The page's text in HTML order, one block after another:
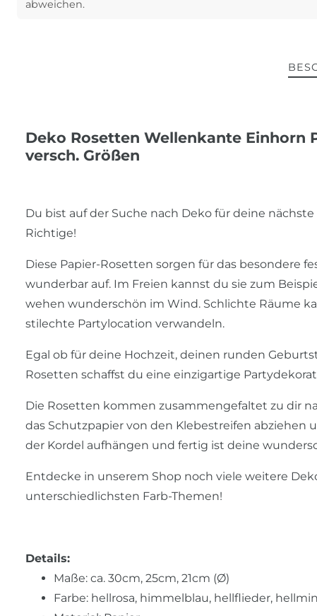
abweichen.
Deko Rosetten Wellenkante Einhorn
versch. Größen
Du bist auf der Suche nach Deko für deine
Richtige!
Diese Papier-Rosetten sorgen für das besondere
wunderbar auf. Im Freien kannst du sie zum
wehen wunderschön im Wind. Schlichte Räume
stilechte Partylocation verwandeln.
Egal ob für deine Hochzeit, deinen runden
Rosetten schaffst du eine einzigartige
Die Rosetten kommen zusammengefaltet zu dir
das Schutzpapier von den Klebestreifen abziehen
der Kordel aufhängen und fertig ist deine
Entdecke in unserem Shop noch viele weitere
unterschiedlichsten Farb-Themen!
Details:
Maße: ca. 30cm, 25cm, 21cm (Ø)
Farbe: hellrosa, himmelblau, hellflieder,